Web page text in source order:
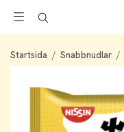
Startsida / Snabbnudlar /